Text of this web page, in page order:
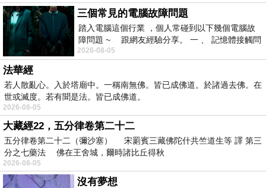
三個常見的電腦故障問題
踏入電腦這個行業 ，個人常碰到以下幾個電腦故
障問題 ~ 跟網友經驗分享。 一 、 記憶體接觸問
題 : 記憶體即
2026-08-05
法華經
若人散亂心。入於塔廟中。一稱南無佛。皆已成佛道。於諸過去佛。在
世或滅度。若有聞是法。皆已成佛道。
2026-08-05
大藏經22，五分律卷第二十二
五分律卷第二十二（彌沙塞） 宋罽賓三藏佛陀什共竺道生等 譯 第三
分之七藥法 佛在王舍城，爾時諸比丘得秋
2026-08-05
沒有夢想